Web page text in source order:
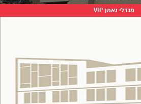
מגדלי נאמן VIP